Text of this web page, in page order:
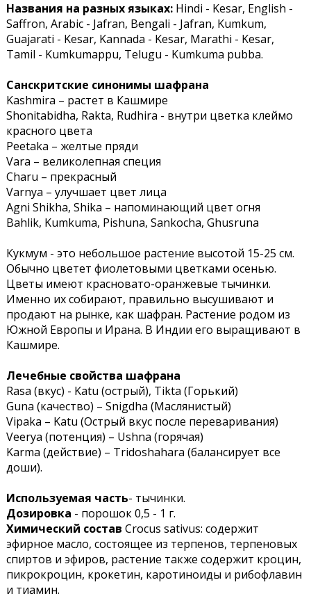
Названия на разных языках:Hindi - Kesar, English -
Saffron, Arabic - Jafran, Bengali - Jafran, Kumkum,
Guajarati - Kesar, Kannada - Kesar, Marathi - Kesar,
Tamil - Kumkumappu, Telugu - Kumkuma pubba.
Санскритские синонимы шафрана
Kashmira – растет в Кашмире
Shonitabidha, Rakta, Rudhira - внутри цветка клеймо
красного цвета
Peetaka – желтые пряди
Vara – великолепная специя
Charu – прекрасный
Varnya – улучшает цвет лица
Agni Shikha, Shika – напоминающий цвет огня
Bahlik, Kumkuma, Pishuna, Sankocha, Ghusruna
Кукмум - это небольшое растение высотой 15-25 см.
Обычно цветет фиолетовыми цветками осенью.
Цветы имеют красновато-оранжевые тычинки.
Именно их собирают, правильно высушивают и
продают на рынке, как шафран. Растение родом из
Южной Европы и Ирана. В Индии его выращивают в
Кашмире.
Лечебные свойства шафрана
Rasa (вкус) - Katu (острый), Tikta (Горький)
Guna (качество) – Snigdha (Маслянистый)
Vipaka – Katu (Острый вкус после переваривания)
Veerya (потенция) – Ushna (горячая)
Karma (действие) – Tridoshahara (балансирует все
доши).
Используемая часть- тычинки.
Дозировка - порошок 0,5 - 1 г.
Химический состав Crocus sativus: содержит
эфирное масло, состоящее из терпенов, терпеновых
спиртов и эфиров, растение также содержит кроцин,
пикрокроцин, крокетин, каротиноиды и рибофлавин
и тиамин.